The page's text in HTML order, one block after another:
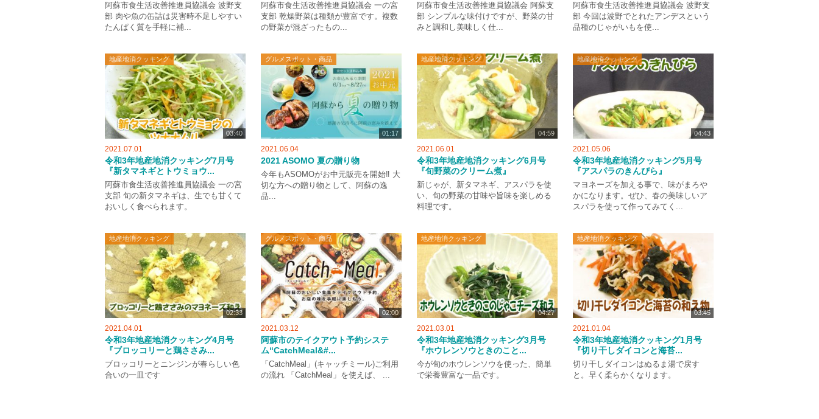
阿蘇市食生活改善推進員協議会 波野支
部 肉や魚の缶詰は災害時不足しやすい
たんぱく質を手軽に補...
阿蘇市食生活改善推進員協議会 一の宮
支部 乾燥野菜は種類が豊富です。複数
の野菜が混ざったもの...
阿蘇市食生活改善推進員協議会 阿蘇支
部 シンプルな味付けですが、野菜の甘
みと調和し美味しく仕...
阿蘇市食生活改善推進員協議会 波野支
部 今回は波野でとれたアンデスという
品種のじゃがいもを使...
地産地消クッキング
03:40
2021.07.01
令和3年地産地消クッキング7月号
『新タマネギとトウミョウ...
阿蘇市食生活改善推進員協議会 一の宮
支部 旬の新タマネギは、生でも甘くて
おいしく食べられます。
グルメスポット・商品
01:17
2021.06.04
2021 ASOMO 夏の贈り物
今年もASOMOがお中元販売を開始‼ 大
切な方への贈り物として、阿蘇の逸
品...
地産地消クッキング
04:59
2021.06.01
令和3年地産地消クッキング6月号
『旬野菜のクリーム煮』
新じゃが、新タマネギ、アスパラを使
い、旬の野菜の甘味や旨味を楽しめる
料理です。
地産地消クッキング
04:43
2021.05.06
令和3年地産地消クッキング5月号
『アスパラのきんぴら』
マヨネーズを加える事で、味がまろや
かになります。ぜひ、春の美味しいア
スパラを使って作ってみてく...
地産地消クッキング
02:33
2021.04.01
令和3年地産地消クッキング4月号
『ブロッコリーと鶏ささみ...
ブロッコリーとニンジンが春らしい色
合いの一皿です
グルメスポット・商品
02:00
2021.03.12
阿蘇市のテイクアウト予約システ
ム“CatchMeal&#...
「CatchMeal」(キャッチミール)ご利用
の流れ 「CatchMeal」を使えば、 ...
地産地消クッキング
04:27
2021.03.01
令和3年地産地消クッキング3月号
『ホウレンソウときのこと...
今が旬のホウレンソウを使った、簡単
で栄養豊富な一品です。
地産地消クッキング
03:45
2021.01.04
令和3年地産地消クッキング1月号
『切り干しダイコンと海苔...
切り干しダイコンはぬるま湯で戻す
と。早く柔らかくなります。